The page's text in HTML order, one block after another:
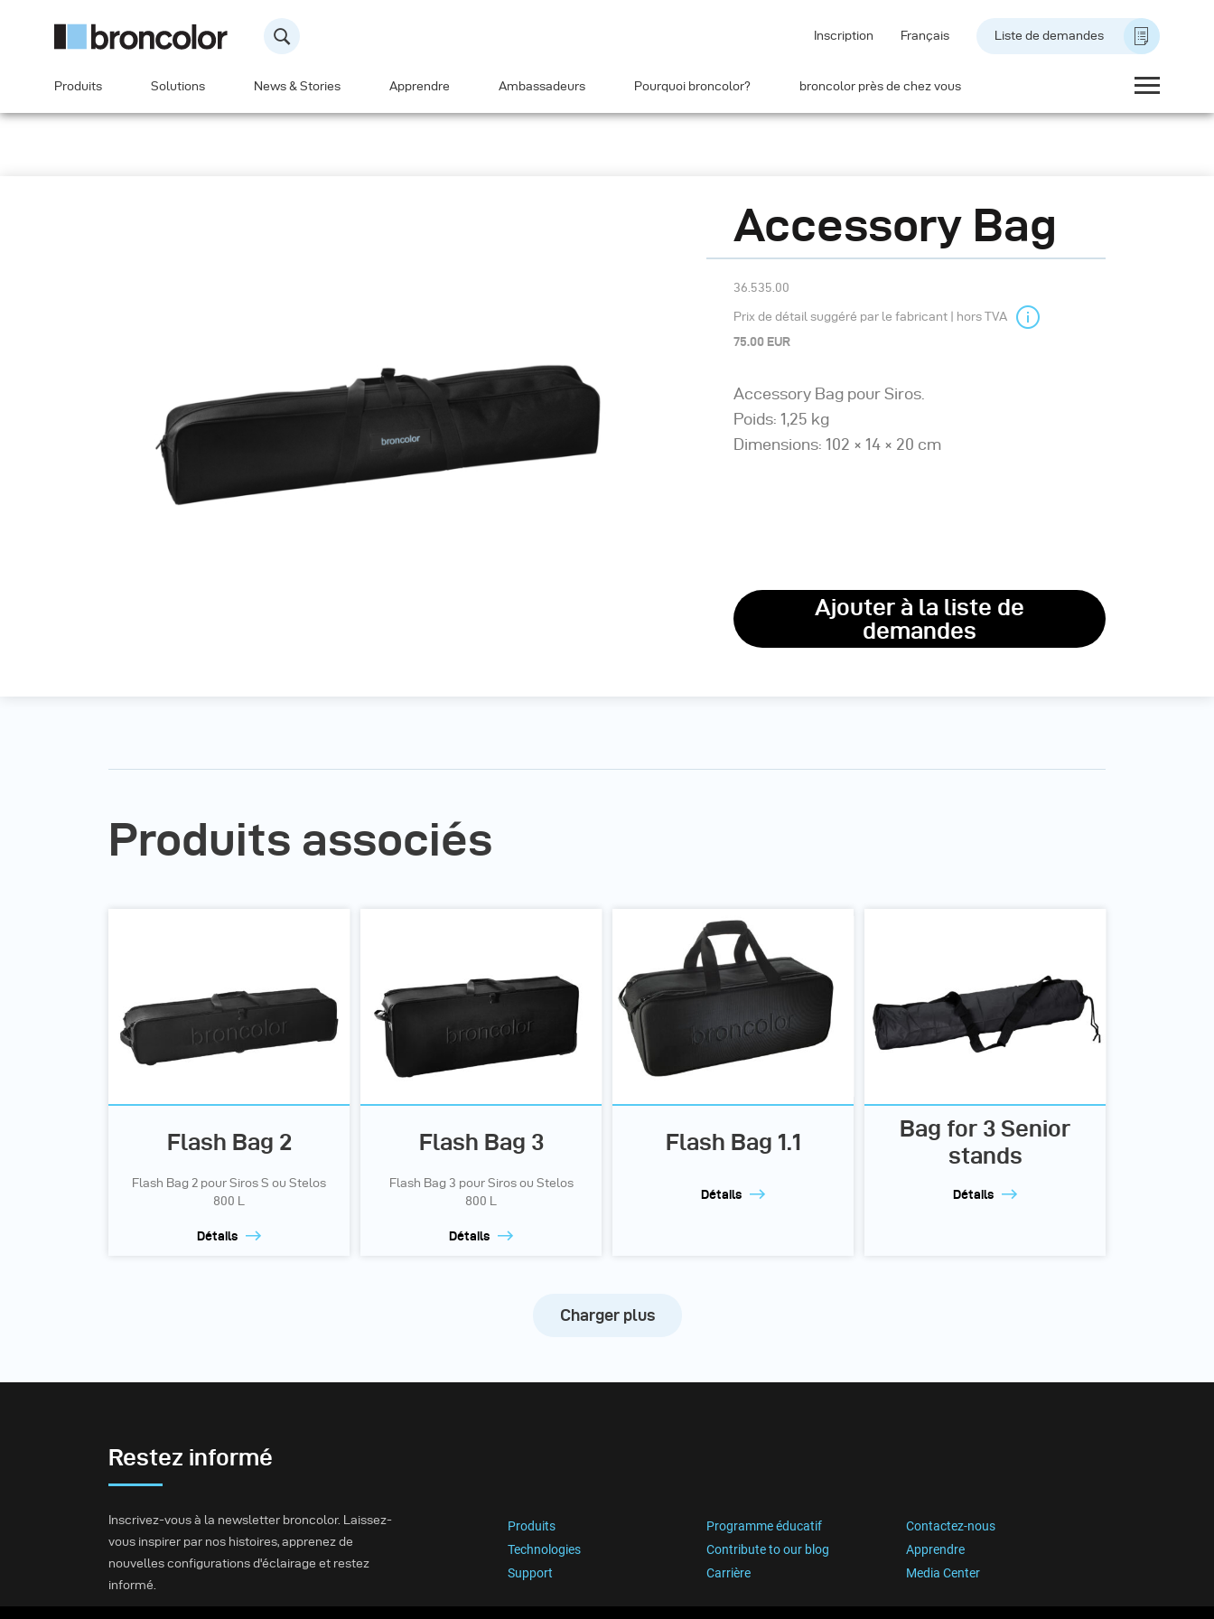
Inscription Français Liste de demandes
Produits Solutions News & Stories Apprendre Ambassadeurs Pourquoi broncolor? broncolor près de chez vous
Accessory Bag
36.535.00
Prix de détail suggéré par le fabricant | hors TVA
75.00 EUR
Accessory Bag pour Siros.
Poids: 1,25 kg
Dimensions: 102 × 14 × 20 cm
Ajouter à la liste de
demandes
Produits associés
Flash Bag 2
Flash Bag 2 pour Siros S ou Stelos
800 L
Détails
Flash Bag 3
Flash Bag 3 pour Siros ou Stelos
800 L
Détails
Flash Bag 1.1
Détails
Bag for 3 Senior
stands
Détails
Charger plus
Restez informé
Inscrivez-vous à la newsletter broncolor. Laissez-
vous inspirer par nos histoires, apprenez de
nouvelles configurations d'éclairage et restez
informé.
Produits Programme éducatif
Contactez-nous
Technologies
Contribute to our blog
Apprendre
Support
Carrière Media Center